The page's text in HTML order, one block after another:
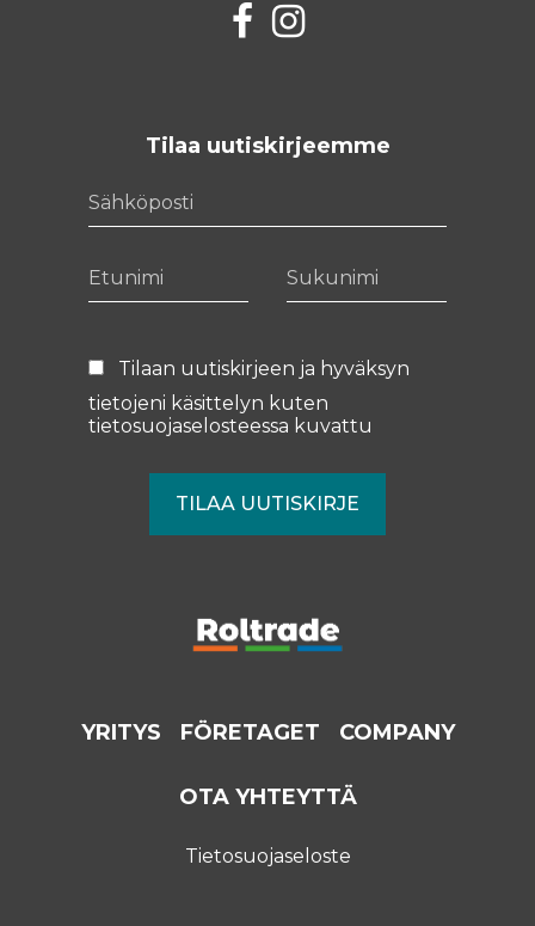
FacebookInstagram
Tilaa uutiskirjeemme
Tilaan uutiskirjeen ja hyväksyn
tietojeni käsittelyn kuten
tietosuojaselosteessa kuvattu
YRITYS FÖRETAGET COMPANY
OTA YHTEYTTÄ
Tietosuojaseloste